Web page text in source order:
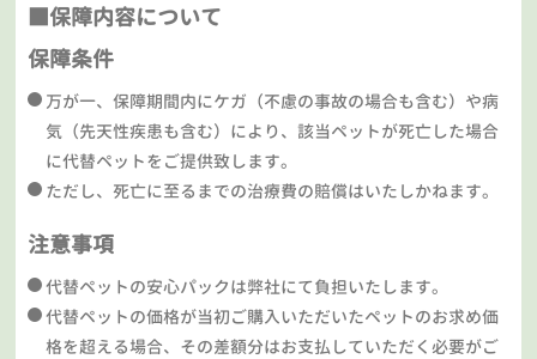
■保障内容について
保障条件
万が一、保障期間内にケガ（不慮の事故の場合も含む）や病
気（先天性疾患も含む）により、該当ペットが死亡した場合
に代替ペットをご提供致します。
ただし、死亡に至るまでの治療費の賠償はいたしかねます。
注意事項
代替ペットの安心パックは弊社にて負担いたします。
代替ペットの価格が当初ご購入いただいたペットのお求め価
格を超える場合、その差額分はお支払していただく必要がご